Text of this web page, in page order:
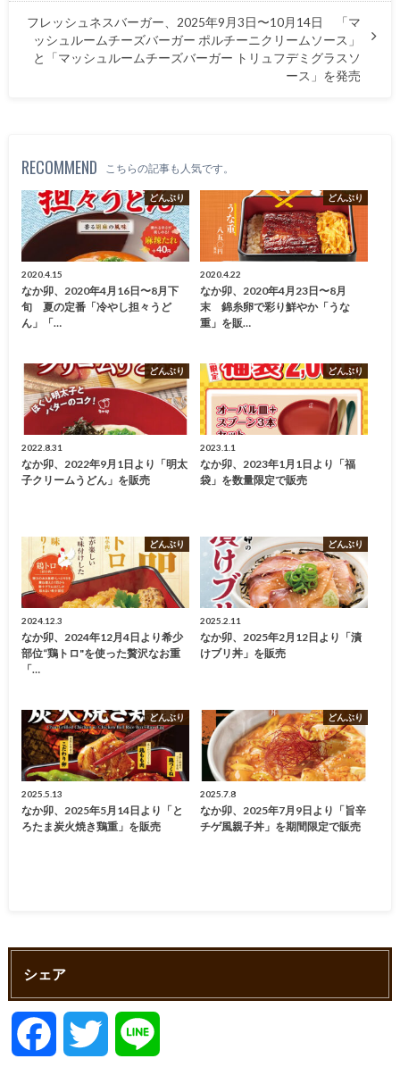
フレッシュネスバーガー、2025年9月3日〜10月14日 「マ
ッシュルームチーズバーガー ポルチーニクリームソース」
と「マッシュルームチーズバーガー トリュフデミグラスソ
ース」を発売
RECOMMEND こちらの記事も人気です。
どんぶり
2020.4.15
なか卯、2020年4月16日〜8月下
旬 夏の定番「冷やし担々うど
ん」「…
どんぶり
2020.4.22
なか卯、2020年4月23日〜8月
末 錦糸卵で彩り鮮やか「うな
重」を販…
どんぶり
2022.8.31
なか卯、2022年9月1日より「明太
子クリームうどん」を販売
どんぶり
2023.1.1
なか卯、2023年1月1日より「福
袋」を数量限定で販売
どんぶり
2024.12.3
なか卯、2024年12月4日より希少
部位“鶏トロ"を使った贅沢なお重
「…
どんぶり
2025.2.11
なか卯、2025年2月12日より「漬
けブリ丼」を販売
どんぶり
2025.5.13
なか卯、2025年5月14日より「と
ろたま炭火焼き鶏重」を販売
どんぶり
2025.7.8
なか卯、2025年7月9日より「旨辛
チゲ風親子丼」を期間限定で販売
シェア